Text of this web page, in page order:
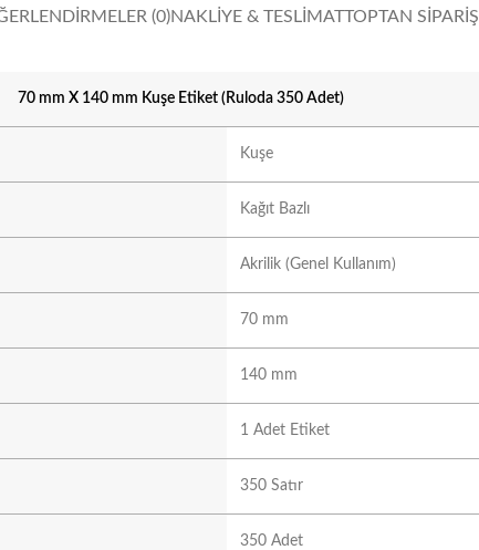
(0)NAKLIYE & TESLIMATTOPTAN SIPARIŞ
70 mm X 140 mm Kuşe Etiket (Ruloda 350 Adet)
Kuşe
Kağıt Bazlı
Akrilik (Genel Kullanım)
70 mm
140 mm
1 Adet Etiket
350 Satır
350 Adet